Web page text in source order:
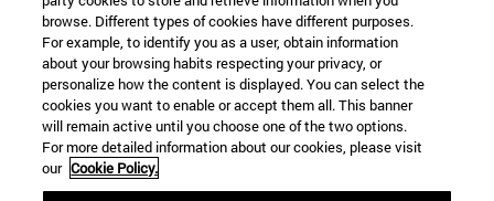
¿QUÉ GRADO TE INTERESA?
¿QUÉ MÁSTER TE INTERESA?
© Universidad de Navarra
Información legal
Accesibilidad
Configuración de cookies
browse. Different types of cookies have different purposes.
For example, to identify you as a user, obtain information
about your browsing habits respecting your privacy, or
personalize how the content is displayed. You can select the
cookies you want to enable or accept them all. This banner
will remain active until you choose one of the two options.
For more detailed information about our cookies, please visit
our Cookie Policy.